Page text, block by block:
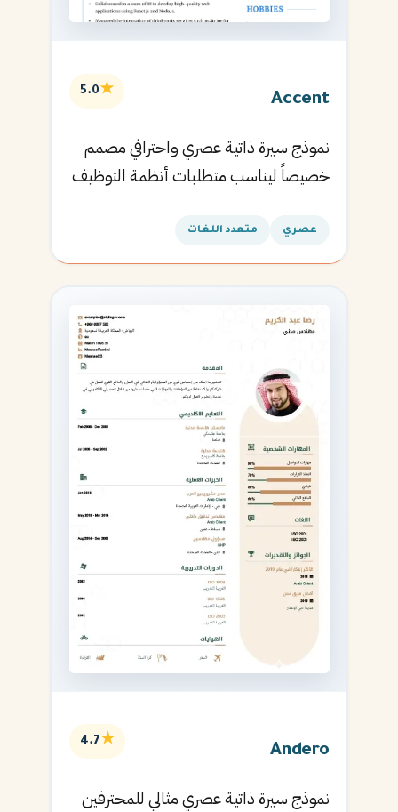
Accent
★
5.0
نموذج سيرة ذاتية عصري واحترافي مصمم
خصيصاً ليناسب متطلبات أنظمة التوظيف
القادمة.
عصري متعدد اللغات
Andero
★
4.7
نموذج سيرة ذاتية عصري مثالي للمحترفين